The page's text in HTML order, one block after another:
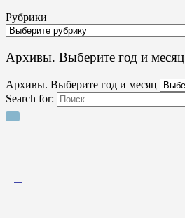
Рубрики
Архивы. Выберите год и месяц
Архивы. Выберите год и месяц
Search for: